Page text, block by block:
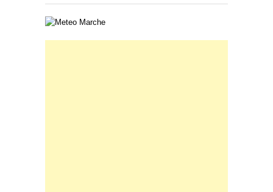
Carta meteorologica delle Marche